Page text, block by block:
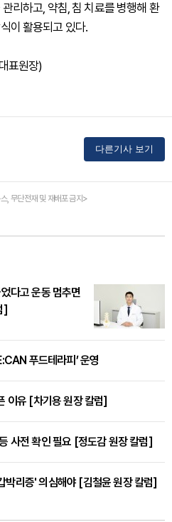
리하고, 약침, 침 치료를 병행해 환
이 활용되고 있다.
표원장)
다른기사 보기
, 무단전재 및 재배포 금지>
다고 운동 멈추면
]
푸드테라피’ 운영
이유 [차기용 원장 칼럼]
사전 확인 필요 [정도감 원장 칼럼]
박리증' 의심해야 [김철윤 원장 칼럼]